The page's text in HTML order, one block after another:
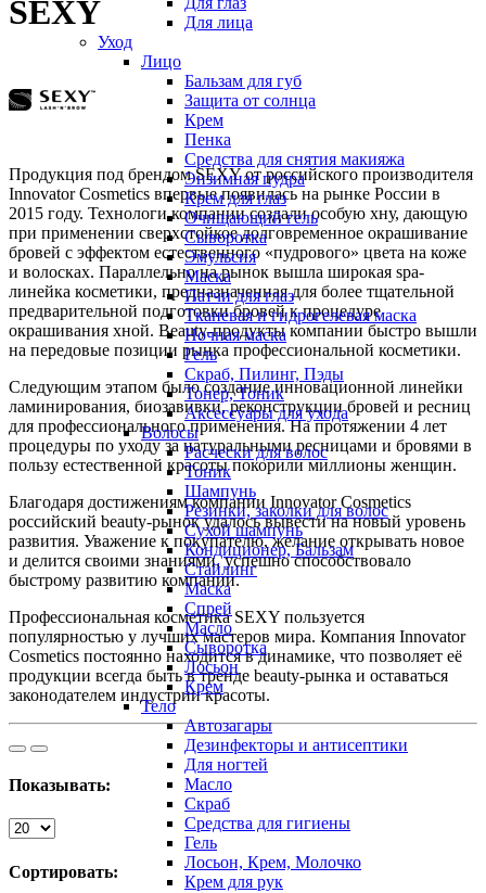
Для лица
Уход
Лицо
Бальзам для губ
Защита от солнца
Крем
Пенка
Средства для снятия макияжа
Энзимная пудра
Крем для глаз
Очищающий гель
Сыворотка
Эмульсия
Маска
Патчи для глаз
Тканевая и гидрогелевая маска
Ночная маска
Гель
Скраб, Пилинг, Пэды
Тонер, Тоник
Аксессуары для ухода
Волосы
Расчески для волос
Тоник
Шампунь
Резинки, заколки для волос
Сухой шампунь
Кондиционер, Бальзам
Стайлинг
Маска
Спрей
Масло
Сыворотка
Лосьон
Крем
Тело
Автозагары
Дезинфекторы и антисептики
Для ногтей
Масло
Скраб
Средства для гигиены
Гель
Лосьон, Крем, Молочко
Крем для рук
SEXY
Продукция под брендом SEXY от российского производителя
Innovator Cosmetics впервые появилась на рынке России в
2015 году. Технологи компании создали особую хну, дающую
при применении сверхстойкое долговременное окрашивание
бровей с эффектом естественного «пудрового» цвета на коже
и волосках. Параллельно на рынок вышла широкая spa-
линейка косметики, предназначенная для более тщательной
предварительной подготовки бровей к процедуре
окрашивания хной. Beauty-продукты компании быстро вышли
на передовые позиции рынка профессиональной косметики.
Следующим этапом было создание инновационной линейки
ламинирования, биозавивки, реконструкции бровей и ресниц
для профессионального применения. На протяжении 4 лет
процедуры по уходу за натуральными ресницами и бровями в
пользу естественной красоты покорили миллионы женщин.
Благодаря достижениям компании Innovator Cosmetics
российский beauty-рынок удалось вывести на новый уровень
развития. Уважение к покупателю, желание открывать новое
и делится своими знаниями, успешно способствовало
быстрому развитию компании.
Профессиональная косметика SEXY пользуется
популярностью у лучших мастеров мира. Компания Innovator
Cosmetics постоянно находится в динамике, что позволяет её
продукции всегда быть в тренде beauty-рынка и оставаться
законодателем индустрии красоты.
Показывать:
Сортировать: